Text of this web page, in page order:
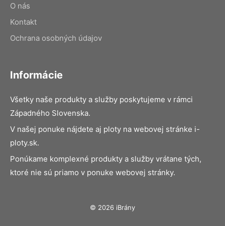
O nás
Kontakt
Ochrana osobných údajov
Informácie
Všetky naše produkty a služby poskytujeme v rámci
Západného Slovenska.
V našej ponuke nájdete aj ploty na webovej stránke i-
ploty.sk.
Ponúkame komplexné produkty a služby vrátane tých,
ktoré nie sú priamo v ponuke webovej stránky.
© 2026 iBrány